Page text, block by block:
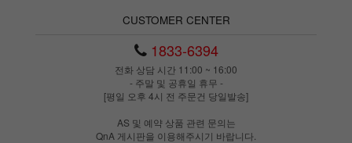
CUSTOMER CENTER
1833-6394
전화 상담 시간 11:00 ~ 16:00
- 주말 및 공휴일 휴무 -
[평일 오후 4시 전 주문건 당일발송]
AS 및 예약 상품 관련 문의는
QnA 게시판을 이용해주시기 바랍니다.